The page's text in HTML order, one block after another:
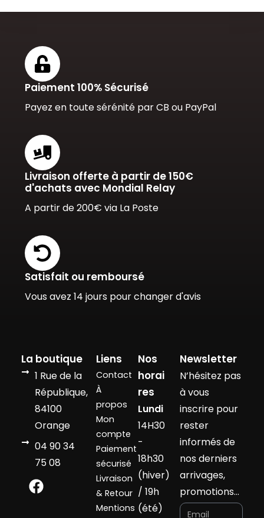
Paiement 100% Sécurisé
Payez en toute sérénité par CB ou PayPal
Livraison offerte à partir de 150€
d'achats avec Mondial Relay
A partir de 200€ via La Poste
Satisfait ou remboursé
Vous avez 14 jours pour changer d'avis
La boutique
1 Rue de la
République,
84100
Orange
04 90 34
75 08
Liens
Contact
À
propos
Mon
compte
Paiement
sécurisé
Livraison
& Retour
Mentions
Nos
horai
res
Lundi
14H30
-
18h30
(hiver)
/ 19h
(été)
Newsletter
N’hésitez pas
à vous
inscrire pour
rester
informés de
nos derniers
arrivages,
promotions…